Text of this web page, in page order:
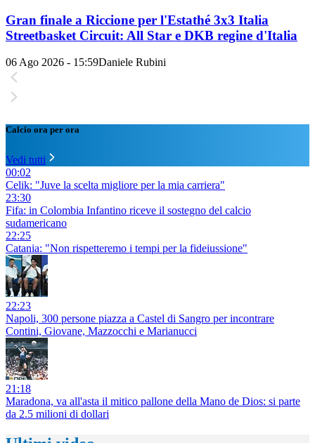
Gran finale a Riccione per l'Estathé 3x3 Italia
Streetbasket Circuit: All Star e DKB regine d'Italia
06 Ago 2026 - 15:59Daniele Rubini
Calcio ora per ora
Vedi tutti
00:02
Celik: "Juve la scelta migliore per la mia carriera"
23:30
Fifa: in Colombia Infantino riceve il sostegno del calcio
sudamericano
22:25
Catania: "Non rispetteremo i tempi per la fideiussione"
22:23
Napoli, 300 persone piazza a Castel di Sangro per incontrare
Contini, Giovane, Mazzocchi e Marianucci
21:18
Maradona, va all'asta il mitico pallone della Mano de Dios: si parte
da 2.5 milioni di dollari